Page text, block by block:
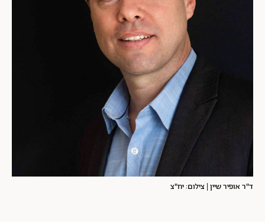
ד"ר אופיר שיין | צילום: יח"צ